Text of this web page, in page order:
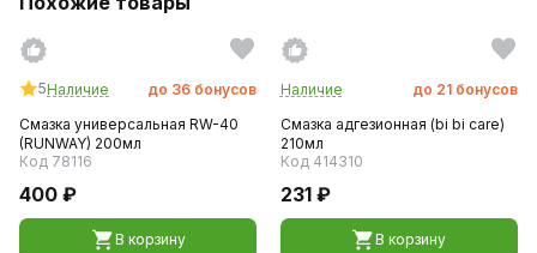
5Наличие до 36 бонусов
Смазка универсальная RW-40
(RUNWAY) 200мл
Код 78116
400 ₽
В корзину
Наличие до 21 бонусов
Смазка адгезионная (bi bi care)
210мл
Код 414310
231 ₽
В корзину